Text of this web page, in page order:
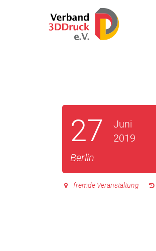
27
Juni
2019
Berlin
fremde Veranstaltung